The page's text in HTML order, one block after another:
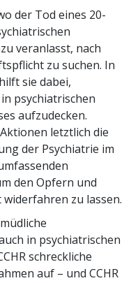
der Tod eines 20-
veranlasst, nach
zu suchen. In
sie dabei,
psychiatrischen
aufzudecken.
letztlich die
der Psychiatrie im
den Opfern und
zu lassen.
in psychiatrischen
schreckliche
auf – und CCHR